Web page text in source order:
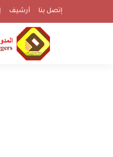
إتصل بنا أرشيف